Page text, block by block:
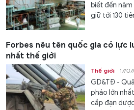
biết đến năm
giữ tới 130
Forbes nêu tên quốc gia có lực
nhất thế giới
Thế giới 17/
GD&TĐ -
pháo lớn
cấp đạn